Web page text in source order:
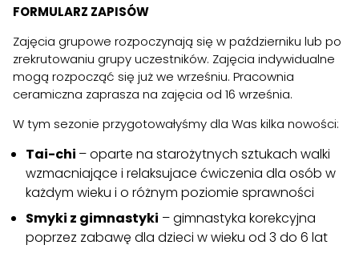
FORMULARZ ZAPISÓW
Zajęcia grupowe rozpoczynają się w październiku lub po
zrekrutowaniu grupy uczestników. Zajęcia indywidualne
mogą rozpocząć się już we wrześniu. Pracownia
ceramiczna zaprasza na zajęcia od 16 września.
W tym sezonie przygotowałyśmy dla Was kilka nowości:
Tai-chi – oparte na starożytnych sztukach walki
wzmacniające i relaksujace ćwiczenia dla osób w
każdym wieku i o różnym poziomie sprawności
Smyki z gimnastyki – gimnastyka korekcyjna
poprzez zabawę dla dzieci w wieku od 3 do 6 lat